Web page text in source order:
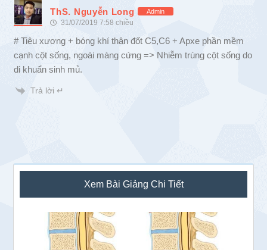
ThS. Nguyễn Long Admin
31/07/2019 7:58 chiều
# Tiêu xương + bóng khí thân đốt C5,C6 + Apxe phần mềm
cạnh cột sống, ngoài màng cứng => Nhiễm trùng cột sống do
di khuẩn sinh mủ.
Trả lời ↵
Sidebar
chính
Xem Bài Giảng Chi Tiết